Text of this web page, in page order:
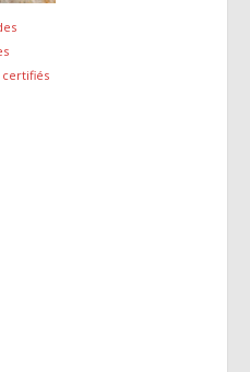
certifiés